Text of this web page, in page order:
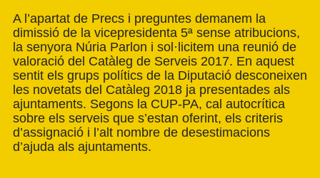
A l’apartat de Precs i preguntes demanem la
dimissió de la vicepresidenta 5ª sense atribucions,
la senyora Núria Parlon i sol·licitem una reunió de
valoració del Catàleg de Serveis 2017. En aquest
sentit els grups polítics de la Diputació desconeixen
les novetats del Catàleg 2018 ja presentades als
ajuntaments. Segons la CUP-PA, cal autocrítica
sobre els serveis que s’estan oferint, els criteris
d’assignació i l’alt nombre de desestimacions
d’ajuda als ajuntaments.